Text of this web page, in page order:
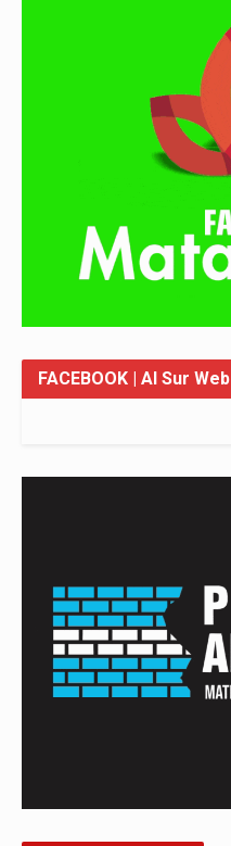
FACEBOOK | Al Sur Web